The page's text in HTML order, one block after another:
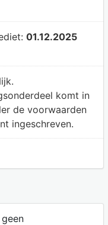
01.12.2025
komt in
de voorwaarden
ingeschreven.